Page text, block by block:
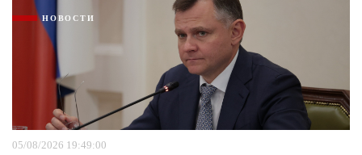
НОВОСТИ
05/08/2026 19:49:00